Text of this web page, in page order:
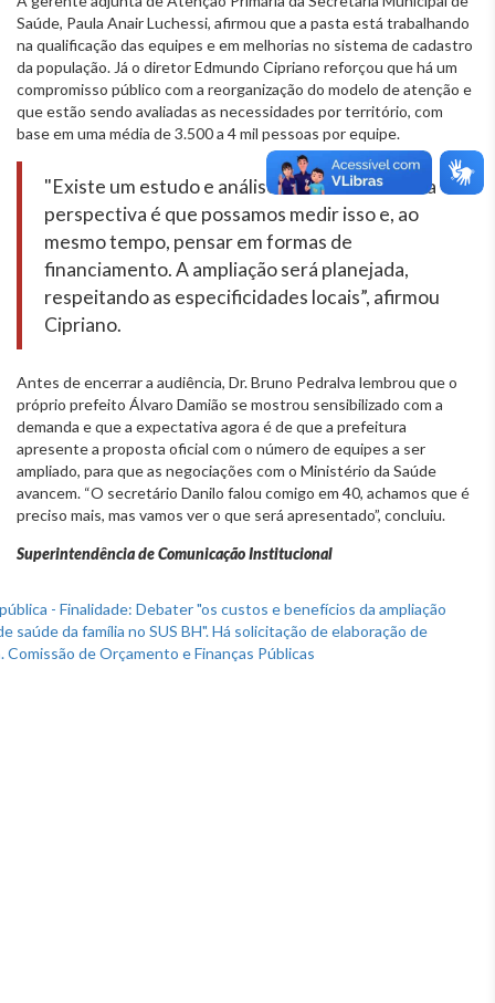
Saúde, Paula Anair Luchessi, afirmou que a pasta está trabalhando
na qualificação das equipes e em melhorias no sistema de cadastro
da população. Já o diretor Edmundo Cipriano reforçou que há um
compromisso público com a reorganização do modelo de atenção e
que estão sendo avaliadas as necessidades por território, com
base em uma média de 3.500 a 4 mil pessoas por equipe.
"Existe um estudo e análise em andamento e a
perspectiva é que possamos medir isso e, ao
mesmo tempo, pensar em formas de
financiamento. A ampliação será planejada,
respeitando as especificidades locais”, afirmou
Cipriano.
Antes de encerrar a audiência, Dr. Bruno Pedralva lembrou que o
próprio prefeito Álvaro Damião se mostrou sensibilizado com a
demanda e que a expectativa agora é de que a prefeitura
apresente a proposta oficial com o número de equipes a ser
ampliado, para que as negociações com o Ministério da Saúde
avancem. “O secretário Danilo falou comigo em 40, achamos que é
preciso mais, mas vamos ver o que será apresentado”, concluiu.
Superintendência de Comunicação Institucional